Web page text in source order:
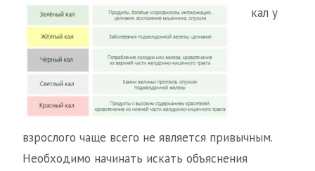
кал у
взрослого чаще всего не является привычным.
Необходимо начинать искать объяснения